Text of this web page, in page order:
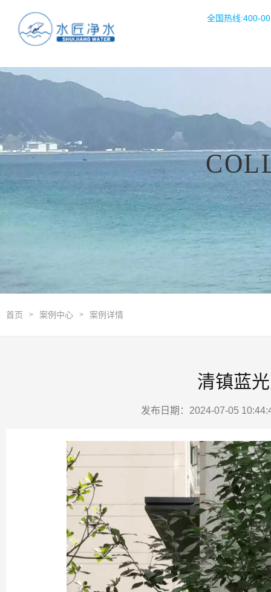
全国热线:400-
首页 > 案例中心 > 案例详情
清镇蓝
发布日期：2024-07-05